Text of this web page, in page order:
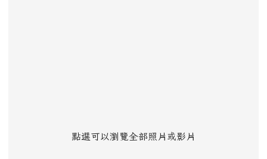
點選可以瀏覽全部照片或影片